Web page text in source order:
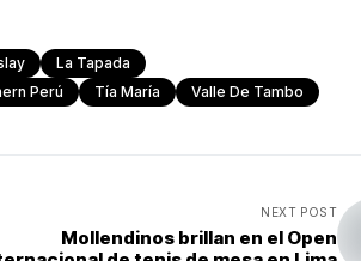
La Tapada
Perú Tía María Valle De Tambo
NEXT POST
Mollendinos brillan en el Open